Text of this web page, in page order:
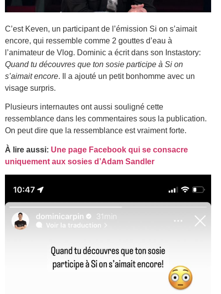
C’est Keven, un participant de l’émission Si on s’aimait
encore, qui ressemble comme 2 gouttes d’eau à
l’animateur de Vlog. Dominic a écrit dans son Instastory:
Quand tu découvres que ton sosie participe à Si on
s’aimait encore. Il a ajouté un petit bonhomme avec un
visage surpris.
Plusieurs internautes ont aussi souligné cette
ressemblance dans les commentaires sous la publication.
On peut dire que la ressemblance est vraiment forte.
À lire aussi: Une page Facebook qui se consacre
uniquement aux sosies d’Adam Sandler